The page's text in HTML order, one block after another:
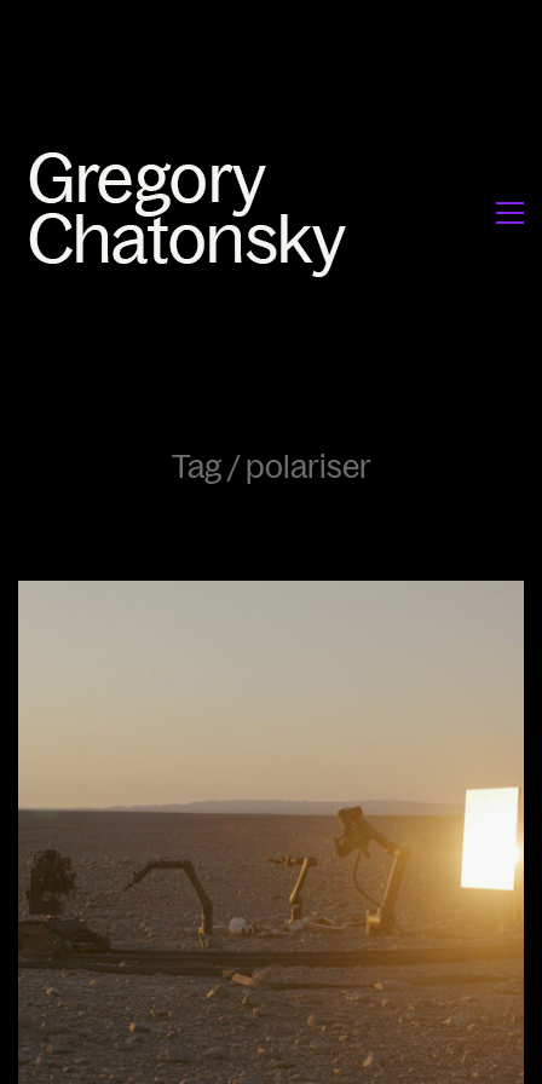
Tag /polariser